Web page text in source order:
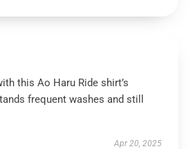
this Ao Haru Ride shirt’s
frequent washes and still
Apr 20, 2025